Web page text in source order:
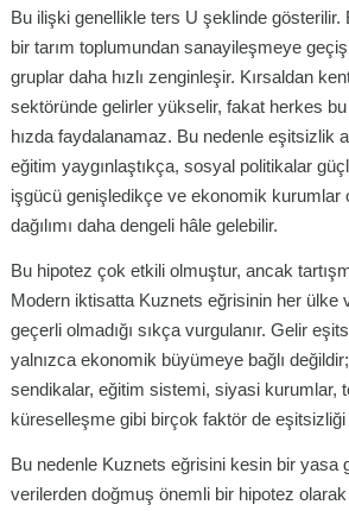
Bu ilişki genellikle ters U şeklinde gösterilir.
bir tarım toplumundan sanayileşmeye geçiş
gruplar daha hızlı zenginleşir. Kırsaldan
sektöründe gelirler yükselir, fakat herkes
hızda faydalanamaz. Bu nedenle eşitsizlik
eğitim yaygınlaştıkça, sosyal politikalar
işgücü genişledikçe ve ekonomik kurumlar
dağılımı daha dengeli hâle gelebilir.
Bu hipotez çok etkili olmuştur, ancak
Modern iktisatta Kuznets eğrisinin her ülke
geçerli olmadığı sıkça vurgulanır. Gelir
yalnızca ekonomik büyümeye bağlı
sendikalar, eğitim sistemi, siyasi kurumlar,
küreselleşme gibi birçok faktör de eşitsizliği
Bu nedenle Kuznets eğrisini kesin bir yasa
verilerden doğmuş önemli bir hipotez